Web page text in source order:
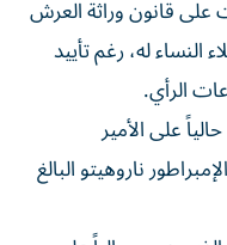
النساء له، رغم تأييد
الرأي.
على الأمير
الإمبراطور ناروهيتو البالغ
يدرس حالياً علم